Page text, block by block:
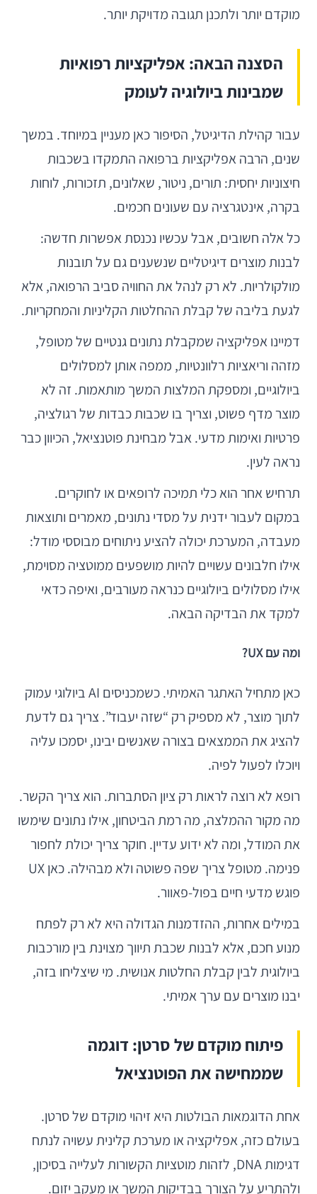
מוקדם יותר ולתכנן תגובה מדויקת יותר.
הסצנה הבאה: אפליקציות רפואיות
שמבינות ביולוגיה לעומק
עבור קהילת הדיגיטל, הסיפור כאן מעניין במיוחד. במשך
שנים, הרבה אפליקציות ברפואה התמקדו בשכבות
חיצוניות יחסית: תורים, ניטור, שאלונים, תזכורות, לוחות
בקרה, אינטגרציה עם שעונים חכמים.
כל אלה חשובים, אבל עכשיו נכנסת אפשרות חדשה:
לבנות מוצרים דיגיטליים שנשענים גם על תובנות
מולקולריות. לא רק לנהל את החוויה סביב הרפואה, אלא
לגעת בליבה של קבלת ההחלטות הקליניות והמחקריות.
דמיינו אפליקציה שמקבלת נתונים גנטיים של מטופל,
מזהה וריאציות רלוונטיות, ממפה אותן למסלולים
ביולוגיים, ומספקת המלצות המשך מותאמות. זה לא
מוצר מדף פשוט, וצריך בו שכבות כבדות של רגולציה,
פרטיות ואימות מדעי. אבל מבחינת פוטנציאל, הכיוון כבר
נראה לעין.
תרחיש אחר הוא כלי תמיכה לרופאים או לחוקרים.
במקום לעבור ידנית על מסדי נתונים, מאמרים ותוצאות
מעבדה, המערכת יכולה להציע ניתוחים מבוססי מודל:
אילו חלבונים עשויים להיות מושפעים ממוטציה מסוימת,
אילו מסלולים ביולוגיים כנראה מעורבים, ואיפה כדאי
למקד את הבדיקה הבאה.
ומה עם UX?
כאן מתחיל האתגר האמיתי. כשמכניסים AI ביולוגי עמוק
לתוך מוצר, לא מספיק רק “שזה יעבוד”. צריך גם לדעת
להציג את הממצאים בצורה שאנשים יבינו, יסמכו עליה
ויוכלו לפעול לפיה.
רופא לא רוצה לראות רק ציון הסתברות. הוא צריך הקשר.
מה מקור ההמלצה, מה רמת הביטחון, אילו נתונים שימשו
את המודל, ומה לא ידוע עדיין. חוקר צריך יכולת לחפור
פנימה. מטופל צריך שפה פשוטה ולא מבהילה. כאן UX
פוגש מדעי חיים בפול-פאוור.
במילים אחרות, ההזדמנות הגדולה היא לא רק לפתח
מנוע חכם, אלא לבנות שכבת תיווך מצוינת בין מורכבות
ביולוגית לבין קבלת החלטות אנושית. מי שיצליחו בזה,
יבנו מוצרים עם ערך אמיתי.
פיתוח מוקדם של סרטן: דוגמה
שממחישה את הפוטנציאל
אחת הדוגמאות הבולטות היא זיהוי מוקדם של סרטן.
בעולם כזה, אפליקציה או מערכת קלינית עשויה לנתח
דגימות DNA, לזהות מוטציות הקשורות לעלייה בסיכון,
ולהתריע על הצורך בבדיקות המשך או מעקב יזום.